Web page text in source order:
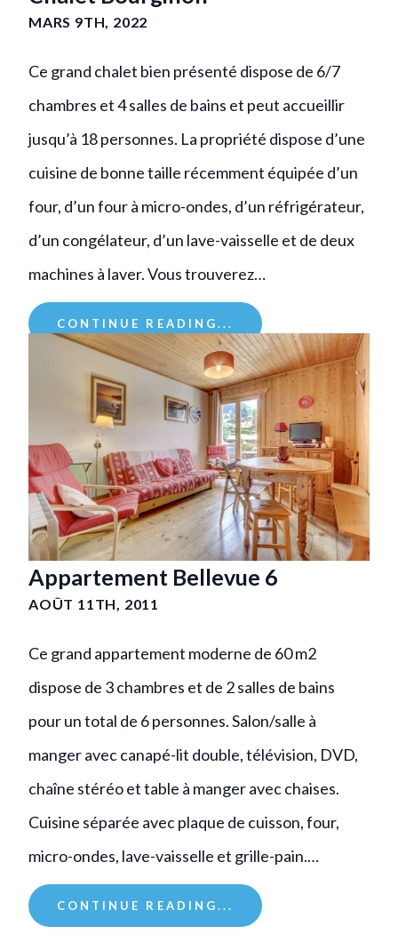
MARS 9TH, 2022
Ce grand chalet bien présenté dispose de 6/7
chambres et 4 salles de bains et peut accueillir
jusqu’à 18 personnes. La propriété dispose d’une
cuisine de bonne taille récemment équipée d’un
four, d’un four à micro-ondes, d’un réfrigérateur,
d’un congélateur, d’un lave-vaisselle et de deux
machines à laver. Vous trouverez…
CONTINUE READING...
Appartement Bellevue 6
AOÛT 11TH, 2011
Ce grand appartement moderne de 60 m2
dispose de 3 chambres et de 2 salles de bains
pour un total de 6 personnes. Salon/salle à
manger avec canapé-lit double, télévision, DVD,
chaîne stéréo et table à manger avec chaises.
Cuisine séparée avec plaque de cuisson, four,
micro-ondes, lave-vaisselle et grille-pain.…
CONTINUE READING...